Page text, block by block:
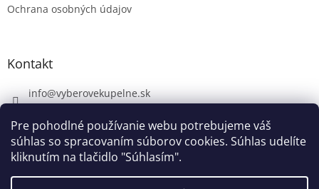
Pre pohodlné používanie webu potrebujeme váš
súhlas so spracovaním súborov cookies. Súhlas udelíte
kliknutím na tlačidlo "Súhlasím".
Ochrana osobných údajov
Kontakt
info@vyberovekupelne.sk
https://www.facebook.com/vyberovekoupelny/